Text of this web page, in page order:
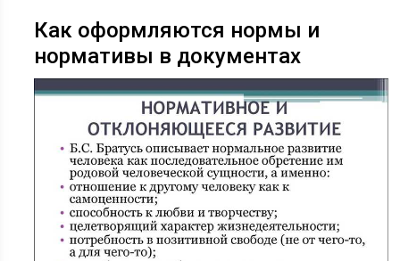
Как оформляются нормы и
нормативы в документах